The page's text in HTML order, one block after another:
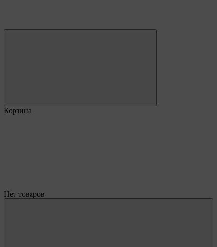
Корзина
Нет товаров